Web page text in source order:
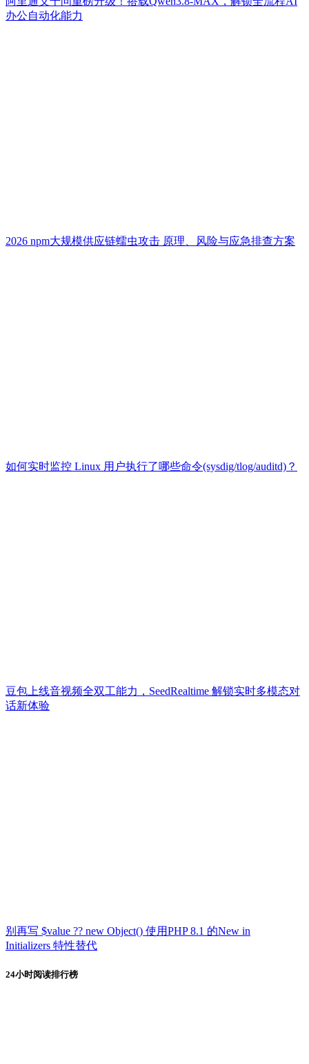
办公自动化能力
2026 npm大规模供应链蠕虫攻击 原理、风险与应急排查方案
如何实时监控 Linux 用户执行了哪些命令(sysdig/tlog/auditd)？
豆包上线音视频全双工能力，SeedRealtime 解锁实时多模态对
话新体验
别再写 $value ?? new Object() 使用PHP 8.1 的New in
Initializers 特性替代
24小时阅读排行榜